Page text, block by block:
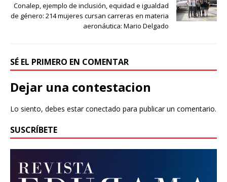
Conalep, ejemplo de inclusión, equidad e igualdad
de género: 214 mujeres cursan carreras en materia
aeronáutica: Mario Delgado
SÉ EL PRIMERO EN COMENTAR
Dejar una contestacion
Lo siento, debes estarconectado para publicar un comentario.
SUSCRÍBETE